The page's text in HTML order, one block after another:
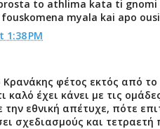
to athlima kata ti
myala kai apo
1:38 PM
φέτος εκτός από
καλό έχει κάνει με τις
την εθνική απέτυχε, πότε
σχεδιασμούς και τετραετή